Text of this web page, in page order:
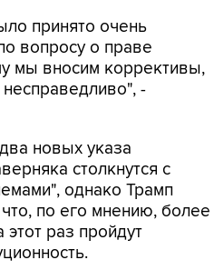
принято очень
вопросу о праве
мы вносим коррективы,
-
новых указа
столкнутся с
однако Трамп
по его мнению, более
этот раз пройдут